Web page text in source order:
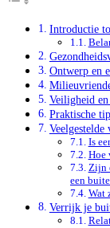
Introductie
Ontwerp en
Veiligheid en
Praktische
Veelgestelde
Is
Hoe
Zijn
een
Wat
Verrijk je